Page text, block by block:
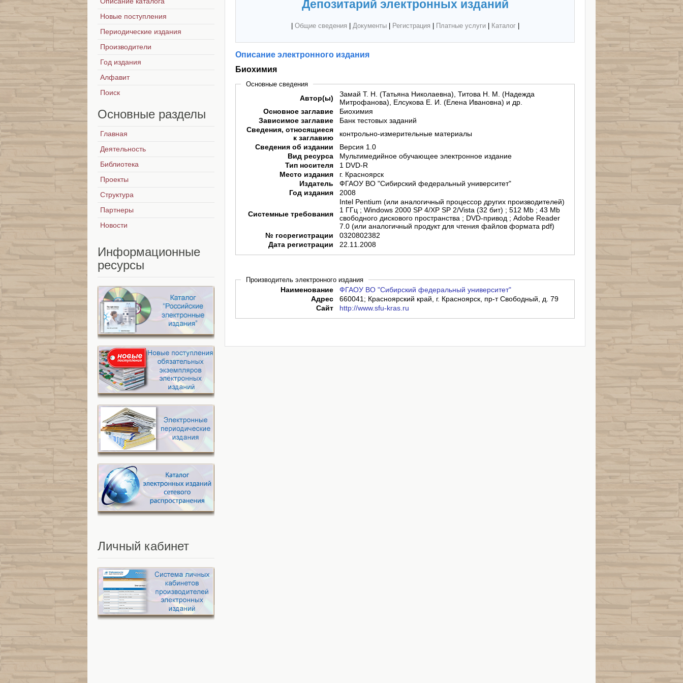
Депозитарий электронных изданий
Общие сведения Документы| Регистрация Платные услуги| Каталог|
Описание электронного издания
Биохимия
Основные сведения
Автор(ы)
Замай Т. Н. (Татьяна Николаевна), Титова Н. М. (Надежда
Митрофанова), Елсукова Е. И. (Елена Ивановна) и др.
Основное заглавие
Биохимия
Зависимое заглавие
Банк тестовых заданий
Сведения, относящиеся
к заглавию
контрольно-измерительные материалы
Сведения об издании
Версия 1.0
Вид ресурса
Мультимедийное обучающее электронное издание
Тип носителя
1 DVD-R
Место издания
г. Красноярск
Издатель
ФГАОУ ВО "Сибирский федеральный университет"
Год издания
2008
Системные требования
Intel Pentium (или аналогичный процессор других производителей)
1 ГГц ; Windows 2000 SP 4/XP SP 2/Vista (32 бит) ; 512 Mb ; 43 Mb
свободного дискового пространства ; DVD-привод ; Adobe Reader
7.0 (или аналогичный продукт для чтения файлов формата pdf)
№ госрегистрации
0320802382
Дата регистрации
22.11.2008
Производитель электронного издания
Наименование
ФГАОУ ВО "Сибирский федеральный университет"
Адрес
660041; Красноярский край, г. Красноярск, пр-т Свободный, д. 79
Сайт
http://www.sfu-kras.ru
Новые поступления
Периодические издания
Производители
Год издания
Алфавит
Поиск
Основные разделы
Главная
Деятельность
Библиотека
Проекты
Структура
Партнеры
Новости
Информационные
ресурсы
Личный кабинет